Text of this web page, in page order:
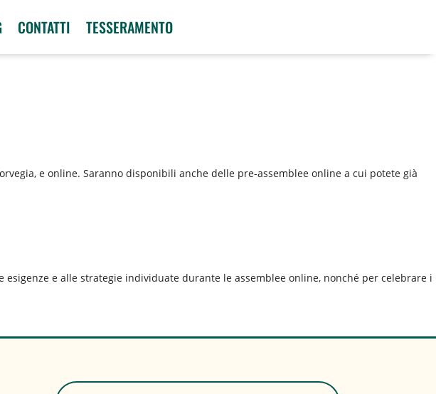
CONTATTI TESSERAMENTO
e online. Saranno disponibili anche delle pre-assemblee online a cui potete già
e alle strategie individuate durante le assemblee online, nonché per celebrare i